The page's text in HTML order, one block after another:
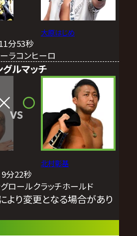
大原はじめ
11分53秒
ラコンヒーロ
グルマッチ
VS
北村彰基
9分22秒
ロールクラッチホールド
り変更となる場合があり